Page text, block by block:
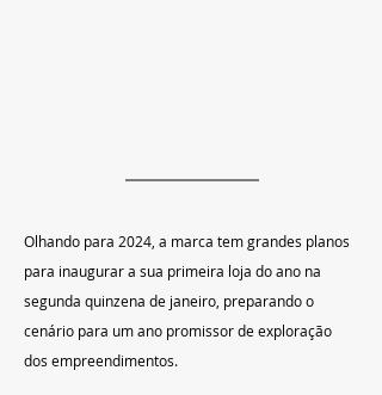
Olhando para 2024, a marca tem grandes planos
para inaugurar a sua primeira loja do ano na
segunda quinzena de janeiro, preparando o
cenário para um ano promissor de exploração
dos empreendimentos.